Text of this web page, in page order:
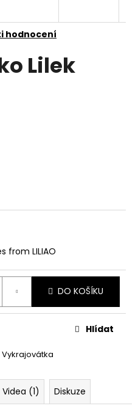
hodnocení
Lilek
from LILIAO
DO KOŠÍKU
Vykrajovátka
Hlídat
Videa (1) Diskuze